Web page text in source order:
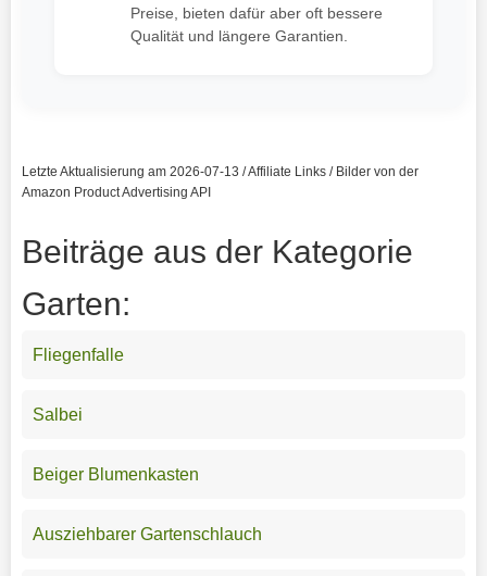
Preise, bieten dafür aber oft bessere
Qualität und längere Garantien.
Letzte Aktualisierung am 2026-07-13 / Affiliate Links / Bilder von der
Amazon Product Advertising API
Beiträge aus der Kategorie
Garten:
Fliegenfalle
Salbei
Beiger Blumenkasten
Ausziehbarer Gartenschlauch